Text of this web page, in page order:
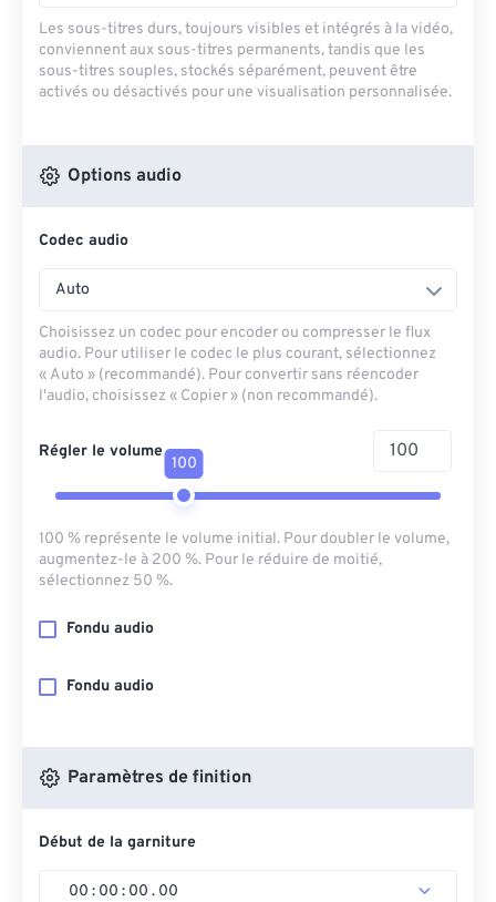
Les sous-titres durs, toujours visibles et intégrés à la vidéo,
conviennent aux sous-titres permanents, tandis que les
sous-titres souples, stockés séparément, peuvent être
activés ou désactivés pour une visualisation personnalisée.
Options audio
Codec audio
Auto
Choisissez un codec pour encoder ou compresser le flux
audio. Pour utiliser le codec le plus courant, sélectionnez
« Auto » (recommandé). Pour convertir sans réencoder
l'audio, choisissez « Copier » (non recommandé).
Régler le volume
100
100 % représente le volume initial. Pour doubler le volume,
augmentez-le à 200 %. Pour le réduire de moitié,
sélectionnez 50 %.
Fondu audio
Fondu audio
Paramètres de finition
Début de la garniture
00 : 00 : 00 . 00